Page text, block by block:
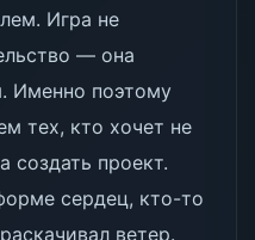
Игра не
— она
Именно поэтому
тех, кто хочет не
создать проект.
сердец, кто-то
ветер.